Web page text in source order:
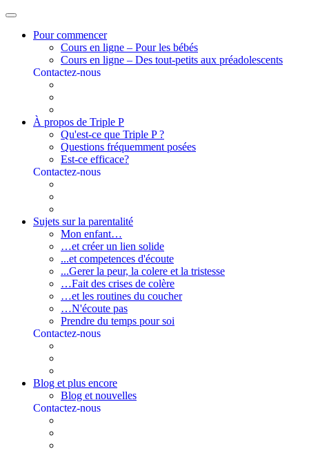
Pour commencer
Cours en ligne – Pour les bébés
Cours en ligne – Des tout-petits aux préadolescents
Contactez-nous
À propos de Triple P
Qu'est-ce que Triple P ?
Questions fréquemment posées
Est-ce efficace?
Contactez-nous
Sujets sur la parentalité
Mon enfant…
…et créer un lien solide
...et competences d'écoute
...Gerer la peur, la colere et la tristesse
…Fait des crises de colère
…et les routines du coucher
…N'écoute pas
Prendre du temps pour soi
Contactez-nous
Blog et plus encore
Blog et nouvelles
Contactez-nous